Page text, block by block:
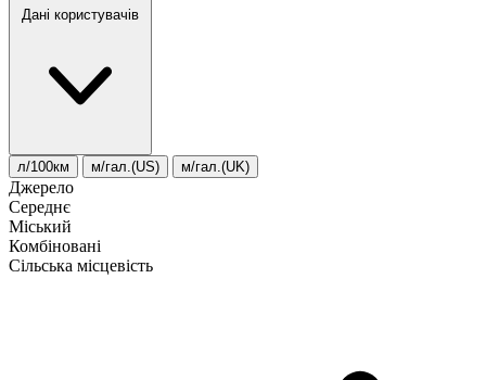
Дані користувачів
л/100км м/гал.(US) м/гал.(UK)
Джерело
Середнє
Міський
Комбіновані
Сільська місцевість